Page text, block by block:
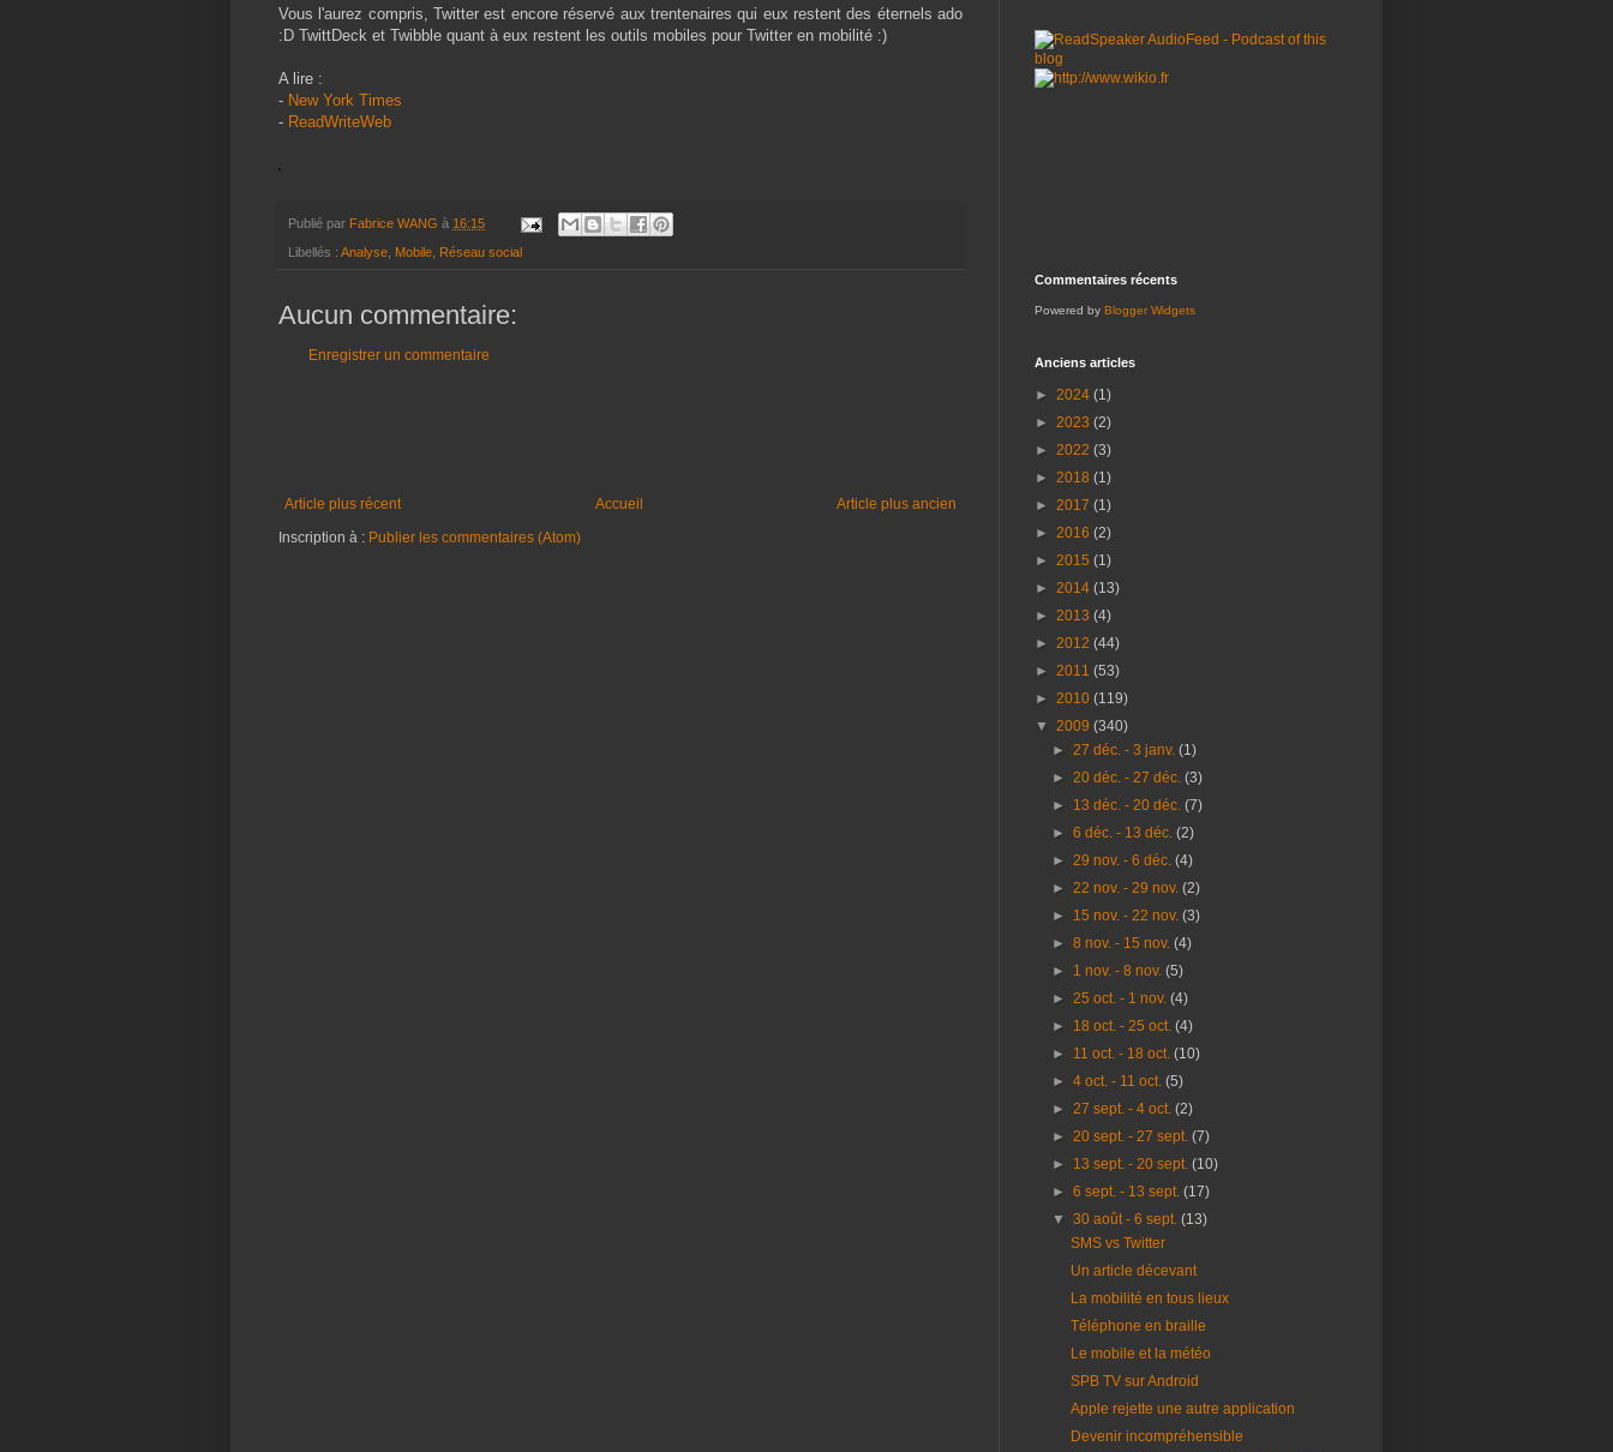
Vous l'aurez compris, Twitter est encore réservé aux trentenaires qui eux restent des éternels ado
:D TwittDeck et Twibble quant à eux restent les outils mobiles pour Twitter en mobilité :)
A lire :
- New York Times
- ReadWriteWeb
Publié par Fabrice WANG à 16:15
Libellés : Analyse, Mobile, Réseau social
Aucun commentaire:
Enregistrer un commentaire
Article plus récent Article plus ancien
Accueil
Inscription à : Publier les commentaires (Atom)
Commentaires récents
Powered by Blogger Widgets
Anciens articles
► 2024 (1)
► 2023 (2)
► 2022 (3)
► 2018 (1)
► 2017 (1)
► 2016 (2)
► 2015 (1)
► 2014 (13)
► 2013 (4)
► 2012 (44)
► 2011 (53)
► 2010 (119)
▼ 2009 (340)
►27 déc. - 3 janv.(1)
►20 déc. - 27 déc.(3)
► 13 déc. - 20 déc.(7)
►6 déc. - 13 déc.(2)
►29 nov. - 6 déc.(4)
►22 nov. - 29 nov.(2)
► 15 nov. - 22 nov.(3)
►8 nov. - 15 nov.(4)
► 1 nov. - 8 nov.(5)
►25 oct. - 1 nov.(4)
► 18 oct. - 25 oct.(4)
► 11 oct. - 18 oct.(10)
►4 oct. - 11 oct.(5)
►27 sept. - 4 oct.(2)
►20 sept. - 27 sept.(7)
► 13 sept. - 20 sept.(10)
►6 sept. - 13 sept.(17)
▼30 août - 6 sept.(13)
SMS vs Twitter
Un article décevant
La mobilité en tous lieux
Téléphone en braille
Le mobile et la météo
SPB TV sur Android
Apple rejette une autre application
Devenir incompréhensible